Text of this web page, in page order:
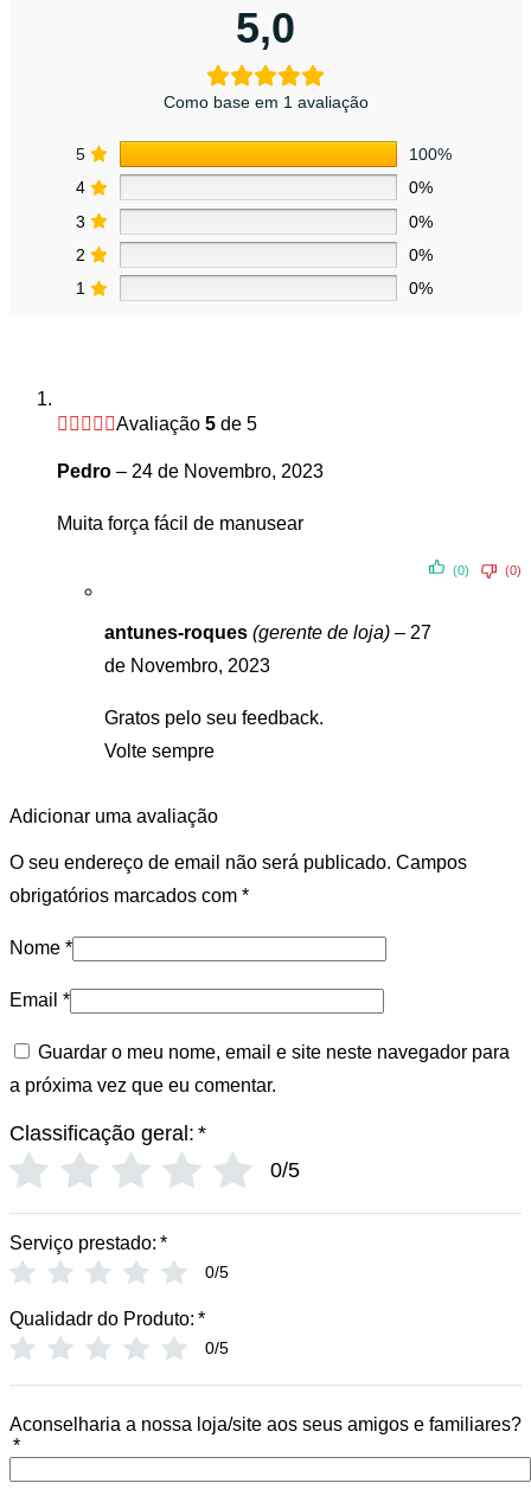
5,0
Como base em 1 avaliação
5
100%
4
0%
3
0%
2
0%
1
0%
Avaliação 5 de 5
Pedro – 24 de Novembro, 2023
Muita força fácil de manusear
(0) (0)
antunes-roques (gerente de loja) – 27
de Novembro, 2023
Gratos pelo seu feedback.
Volte sempre
Adicionar uma avaliação
O seu endereço de email não será publicado. Campos
obrigatórios marcados com *
Nome *
Email *
Guardar o meu nome, email e site neste navegador para
a próxima vez que eu comentar.
Classificação geral: *
0/5
Serviço prestado: *
0/5
Qualidadr do Produto: *
0/5
Aconselharia a nossa loja/site aos seus amigos e familiares?
*